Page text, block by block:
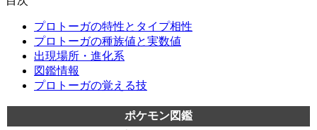
プロトーガの特性とタイプ相性
プロトーガの種族値と実数値
出現場所・進化系
図鑑情報
プロトーガの覚える技
ポケモン図鑑